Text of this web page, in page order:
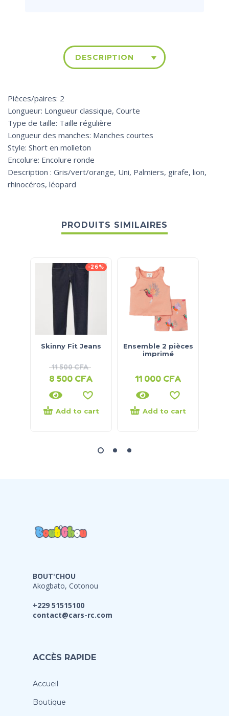
DESCRIPTION
Pièces/paires: 2
Longueur: Longueur classique, Courte
Type de taille: Taille régulière
Longueur des manches: Manches courtes
Style: Short en molleton
Encolure: Encolure ronde
Description : Gris/vert/orange, Uni, Palmiers, girafe, lion,
rhinocéros, léopard
PRODUITS SIMILAIRES
-26%
Skinny Fit Jeans
11 500CFA
8 500 CFA
Add to cart
Ensemble 2 pièces
imprimé
11 000 CFA
Add to cart
BOUT'CHOU
Akogbato, Cotonou
+229 51515100
contact@cars-rc.com
ACCÈS RAPIDE
Accueil
Boutique